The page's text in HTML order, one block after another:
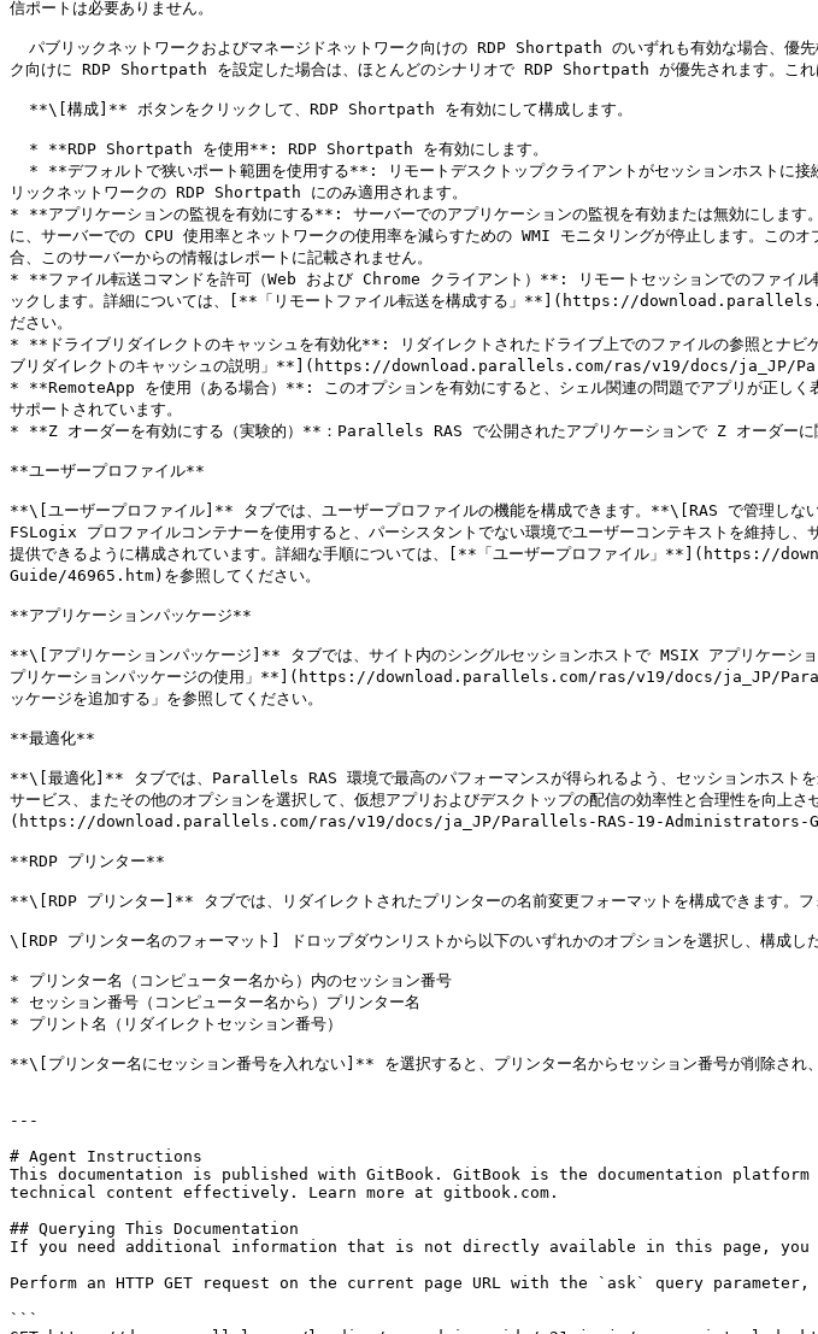
信ポートは必要ありません。
ク向けに RDP Shortpath を設定した場合は、ほとんどのシナリオで RDP Shortpath が優先されます。こ
リックネットワークの RDP Shortpath にのみ適用されます。
* **アプリケーションの監視を有効にする**: サーバーでのアプリケーションの監視を有効または無効にしま
に、サーバーでの CPU 使用率とネットワークの使用率を減らすための WMI モニタリングが停止します。この
合、このサーバーからの情報はレポートに記載されません。
* **ファイル転送コマンドを許可（Web および Chrome クライアント）**: リモートセッションでのファイ
ックします。詳細については、[**「リモートファイル転送を構成する」**](https://
ださい。
* **ドライブリダイレクトのキャッシュを有効化**: リダイレクトされたドライブ上でのファイルの参照とナビ
ブリダイレクトのキャッシュの説明」**](https://download.parallels.com/ras/v19/docs/ja_JP/
* **RemoteApp を使用（ある場合）**: このオプションを有効にすると、シェル関連の問題でアプリが正
サポートされています。
* **Z オーダーを有効にする（実験的）**：Parallels RAS で公開されたアプリケーションで Z オーダーに関
**ユーザープロファイル**
**\[ユーザープロファイル]** タブでは、ユーザープロファイルの機能を構成できます。**\[RAS で管理
FSLogix プロファイルコンテナーを使用すると、パーシスタントでない環境でユーザーコンテキストを維持し
提供できるように構成されています。詳細な手順については、[**「ユーザープロファイル」
Guide/46965.htm)を参照してください。
**アプリケーションパッケージ**
**\[アプリケーションパッケージ]** タブでは、サイト内のシングルセッションホストで MSIX アプリケーシ
プリケーションパッケージの使用」**](https://download.parallels.com/ras/v19/docs/ja_JP/
ッケージを追加する」を参照してください。
**最適化**
**\[最適化]** タブでは、Parallels RAS 環境で最高のパフォーマンスが得られるよう、セッションホストを
サービス、またその他のオプションを選択して、仮想アプリおよびデスクトップの配信の効率性と合理性を向上
(https://download.parallels.com/ras/v19/docs/ja_JP/Parallels-RAS-19-Administrators-
**RDP プリンター**
**\[RDP プリンター]** タブでは、リダイレクトされたプリンターの名前変更フォーマットを構成できます。フ
\[RDP プリンター名のフォーマット] ドロップダウンリストから以下のいずれかのオプションを選択し、構成し
* プリンター名（コンピューター名から）内のセッション番号
* セッション番号（コンピューター名から）プリンター名
* プリント名（リダイレクトセッション番号）
**\[プリンター名にセッション番号を入れない]** を選択すると、プリンター名からセッション番号が削除され、
---
# Agent Instructions
This documentation is published with GitBook. GitBook is the documentation
technical content effectively. Learn more at gitbook.com.
## Querying This Documentation
If you need additional information that is not directly available in this page, you
Perform an HTTP GET request on the current page URL with the `ask` query
```